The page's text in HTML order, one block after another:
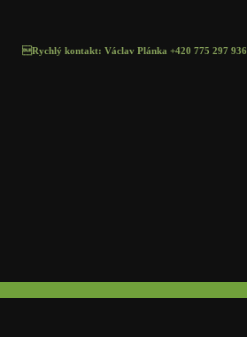
Rychlý kontakt: Václav Plánka +420 775 297 936